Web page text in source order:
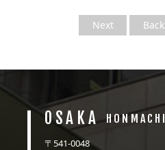
Next Back
OSAKA HONMACHI
〒541-0048